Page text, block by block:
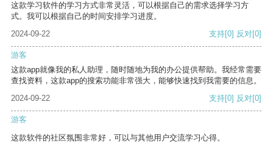
这款学习软件的学习方式非常灵活，可以根据自己的需求选择学习方
式。我可以根据自己的时间安排学习进度。
2024-09-22
支持[0] 反对[0]
游客
这款app就像我的私人助理，随时随地为我的办公提供帮助。我经常需要
查找资料，这款app的搜索功能非常强大，能够快速找到我需要的信息。
2024-09-22
支持[0] 反对[0]
游客
这款软件的社区氛围非常好，可以与其他用户交流学习心得。